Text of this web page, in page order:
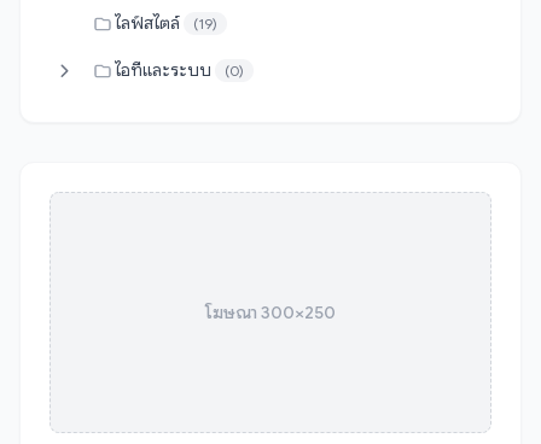
ไลฟ์สไตล์ (19)
ไอทีและระบบ (0)
โฆษณา 300×250